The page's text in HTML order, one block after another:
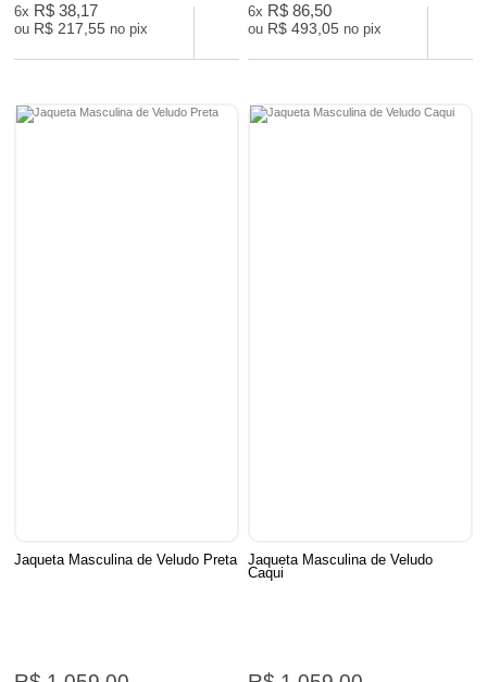
6x R$ 38,17
ou R$ 217,55 no pix
6x R$ 86,50
ou R$ 493,05 no pix
Jaqueta Masculina de Veludo Preta
Jaqueta Masculina de Veludo
Caqui